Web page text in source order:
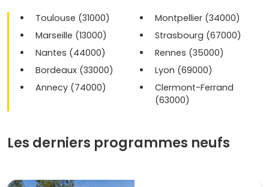
Toulouse (31000)
Montpellier (34000)
Marseille (13000)
Strasbourg (67000)
Nantes (44000)
Rennes (35000)
Bordeaux (33000)
Lyon (69000)
Annecy (74000)
Clermont-Ferrand
(63000)
Les derniers programmes neufs